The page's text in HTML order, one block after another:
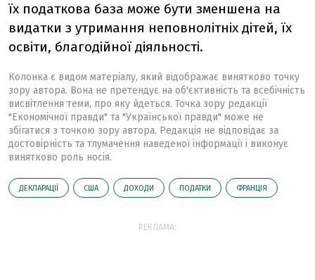
їх податкова база може бути зменшена на
видатки з утримання неповнолітніх дітей, їх
освіти, благодійної діяльності.
Колонка є видом матеріалу, який відображає винятково точку
зору автора. Вона не претендує на об'єктивність та всебічність
висвітлення теми, про яку йдеться. Точка зору редакції
"Економічної правди" та "Української правди" може не
збігатися з точкою зору автора. Редакція не відповідає за
достовірність та тлумачення наведеної інформації і виконує
винятково роль носія.
ДЕКЛАРАЦІЇ США ДОХОДИ ПОДАТКИ ФРАНЦІЯ
РЕКЛАМА: